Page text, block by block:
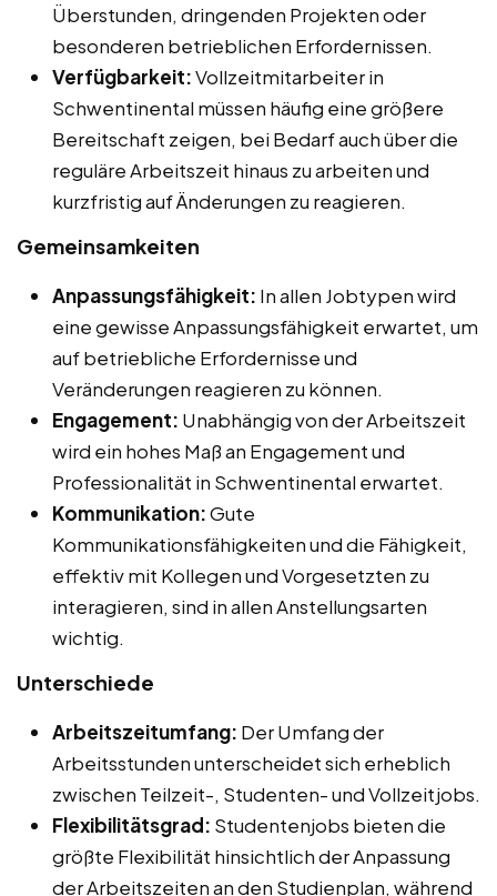
Überstunden, dringenden Projekten oder
besonderen betrieblichen Erfordernissen.
Verfügbarkeit:Vollzeitmitarbeiter in
Schwentinental müssen häufig eine größere
Bereitschaft zeigen, bei Bedarf auch über die
reguläre Arbeitszeit hinaus zu arbeiten und
kurzfristig auf Änderungen zu reagieren.
Gemeinsamkeiten
Anpassungsfähigkeit: In allen Jobtypen wird
eine gewisse Anpassungsfähigkeit erwartet, um
auf betriebliche Erfordernisse und
Veränderungen reagieren zu können.
Engagement: Unabhängig von der Arbeitszeit
wird ein hohes Maß an Engagement und
Professionalität in Schwentinental erwartet.
Kommunikation:Gute
Kommunikationsfähigkeiten und die Fähigkeit,
effektiv mit Kollegen und Vorgesetzten zu
interagieren, sind in allen Anstellungsarten
wichtig.
Unterschiede
Arbeitszeitumfang: Der Umfang der
Arbeitsstunden unterscheidet sich erheblich
zwischen Teilzeit-, Studenten- und Vollzeitjobs.
Flexibilitätsgrad: Studentenjobs bieten die
größte Flexibilität hinsichtlich der Anpassung
der Arbeitszeiten an den Studienplan, während